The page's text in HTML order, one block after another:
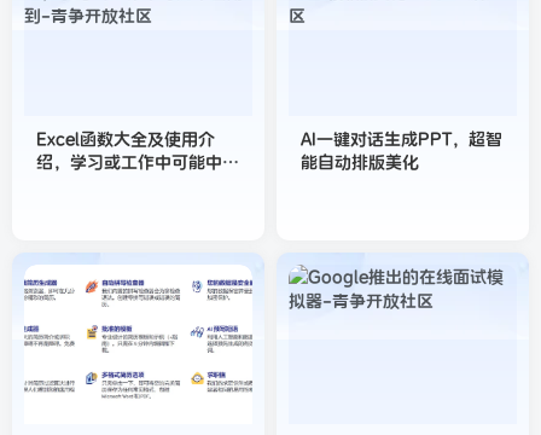
Excel函数大全及使用介
绍，学习或工作中可能中会
AI一键对话生成PPT，超智
能自动排版美化